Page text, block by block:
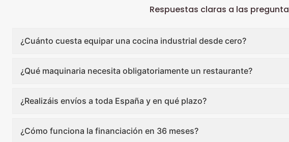
Respuestas claras a las
¿Cuánto cuesta equipar una cocina industrial desde cero?
¿Qué maquinaria necesita obligatoriamente un restaurante?
¿Realizáis envíos a toda España y en qué plazo?
¿Cómo funciona la financiación en 36 meses?